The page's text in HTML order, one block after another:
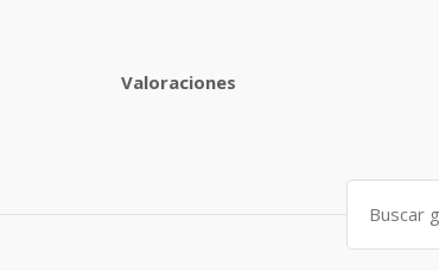
Valoraciones
Search
for: